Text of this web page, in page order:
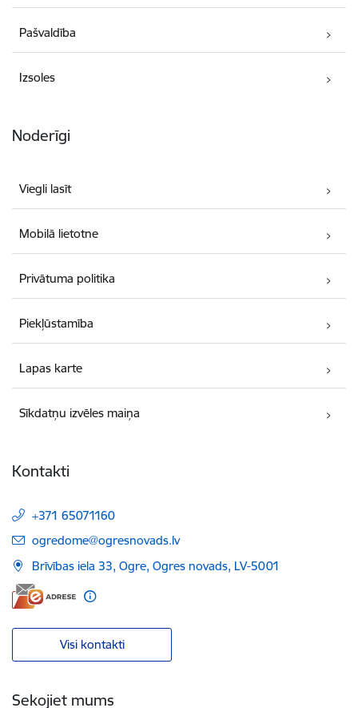
Pašvaldība
Izsoles
Noderīgi
Viegli lasīt
Mobilā lietotne
Privātuma politika
Piekļūstamība
Lapas karte
Sīkdatņu izvēles maiņa
Kontakti
+371 65071160
E-pasts:
ogredome@ogresnovads.lv
Brīvības iela 33, Ogre, Ogres novads, LV-5001
Visi kontakti
Sekojiet mums